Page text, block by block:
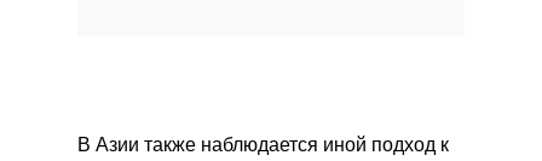
В Азии также наблюдается иной подход к